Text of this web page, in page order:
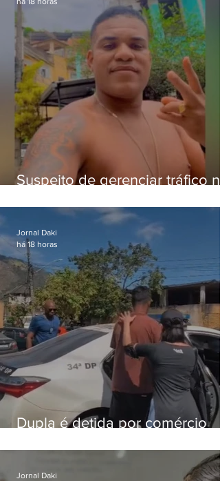
Suspeito de gerenciar tráfico na
foragido
Dupla é detida por comércio
Bangu
Jornal Daki
há 18 horas
Jornal Daki